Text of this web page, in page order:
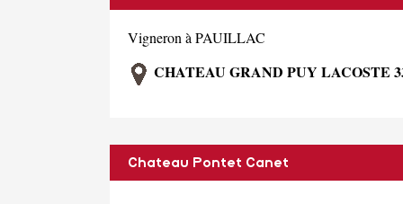
Vigneron à PAUILLAC
CHATEAU GRAND PUY LACOSTE
Chateau Pontet Canet